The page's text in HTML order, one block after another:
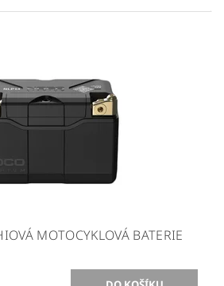
MOTOCYKLOVÁ BATERIE